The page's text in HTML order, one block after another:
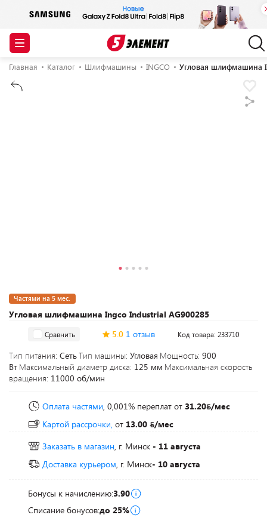
Главная Каталог Шлифмашины INGCO Угловая шлифмашина
Угловая шлифмашина Ingco Industrial AG900285
Частями на 5 мес.
Сравнить 5.0 1 отзыв Код товара: 233710
Тип питания: СетьТип машины: Угловая Мощность: 900
Вт Максимальный диаметр диска: 125 мм Максимальная скорость
вращения: 11000 об/мин
Оплата частями, 0,001% переплат от 31.20 /мес
Картой рассрочки, от 13.00
/мес
Заказать в магазин, г. Минск - 11 августа
Доставка курьером, г. Минск- 10 августа
Бонусы к начислению:3.90
Списание бонусов:до 25%